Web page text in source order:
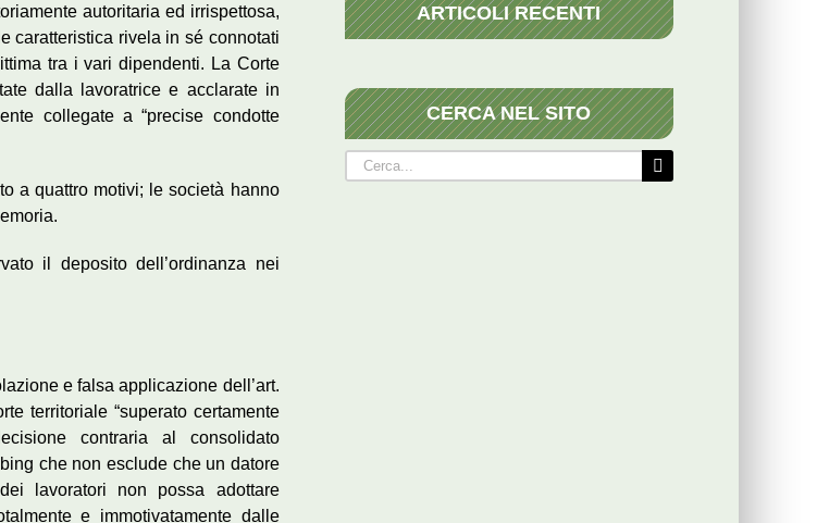
autoritaria ed irrispettosa,
caratteristica rivela in sé connotati
tra i vari dipendenti. La Corte
dalla lavoratrice e acclarate in
collegate a “precise condotte
a quattro motivi; le società hanno
il deposito dell’ordinanza nei
e falsa applicazione dell’art.
territoriale “superato certamente
contraria al consolidato
che non esclude che un datore
lavoratori non possa adottare
e immotivatamente dalle
ARTICOLI RECENTI
CERCA NEL SITO
Cerca
per: